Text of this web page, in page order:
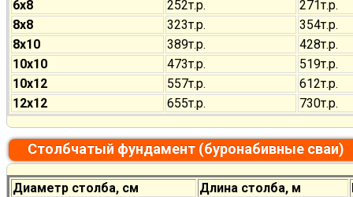
6х8
252т.р.
271т.р.
8х8
323т.р.
354т.р.
8х10
389т.р.
428т.р.
10х10
473т.р.
519т.р.
10х12
557т.р.
612т.р.
12х12
655т.р. 730т.р.
Столбчатый фундамент (буронабивные сваи)
Диаметр столба, см Длина столба, м